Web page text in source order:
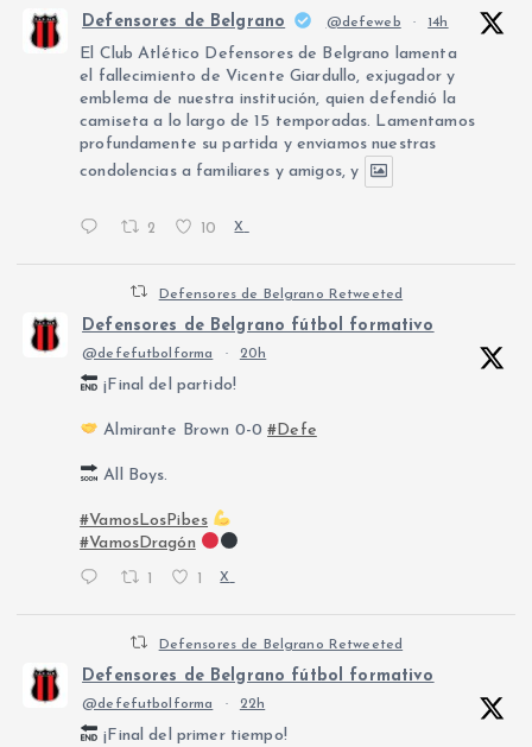
Defensores de Belgrano @defeweb · 14h
El Club Atlético Defensores de Belgrano lamenta
el fallecimiento de Vicente Giardullo, exjugador y
emblema de nuestra institución, quien defendió la
camiseta a lo largo de 15 temporadas. Lamentamos
profundamente su partida y enviamos nuestras
condolencias a familiares y amigos, y
2 10 X
Defensores de Belgrano Retweeted
Defensores de Belgrano fútbol formativo
@defefutbolforma · 20h
¡Final del partido!
Almirante Brown 0-0#Defe
All Boys.
#VamosLosPibes
#VamosDragón
X
Defensores de Belgrano Retweeted
Defensores de Belgrano fútbol formativo
@defefutbolforma · 22h
¡Final del primer tiempo!